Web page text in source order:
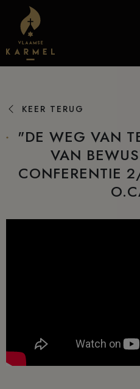
Skip to content
KEER TERUG
"DE WEG VAN
VAN
CONFERENTIE